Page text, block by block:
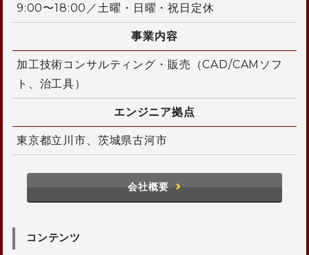
9:00〜18:00／土曜・日曜・祝日定休
事業内容
加工技術コンサルティング・販売（CAD/CAMソフ
ト、治工具）
エンジニア拠点
東京都立川市、茨城県古河市
会社概要
コンテンツ